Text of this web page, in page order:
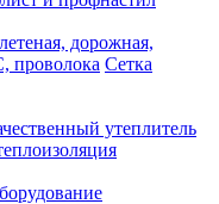
дорожная,
проволока Сетка
утеплитель